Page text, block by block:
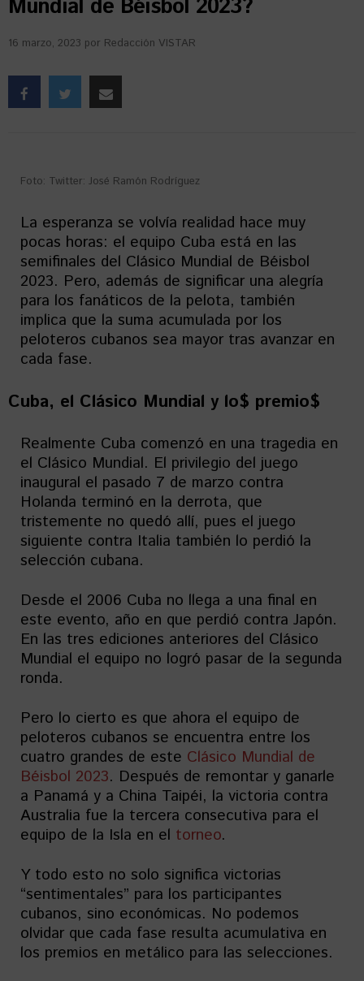
Mundial de Béisbol 2023?
16 marzo, 2023 por Redacción VISTAR
Foto: Twitter: José Ramón Rodríguez
La esperanza se volvía realidad hace muy
pocas horas: el equipo Cuba está en las
semifinales del Clásico Mundial de Béisbol
2023. Pero, además de significar una alegría
para los fanáticos de la pelota, también
implica que la suma acumulada por los
peloteros cubanos sea mayor tras avanzar en
cada fase.
Cuba, el Clásico Mundial y lo$ premio$
Realmente Cuba comenzó en una tragedia en
el Clásico Mundial. El privilegio del juego
inaugural el pasado 7 de marzo contra
Holanda terminó en la derrota, que
tristemente no quedó allí, pues el juego
siguiente contra Italia también lo perdió la
selección cubana.
Desde el 2006 Cuba no llega a una final en
este evento, año en que perdió contra Japón.
En las tres ediciones anteriores del Clásico
Mundial el equipo no logró pasar de la segunda
ronda.
Pero lo cierto es que ahora el equipo de
peloteros cubanos se encuentra entre los
cuatro grandes de este Clásico Mundial de
Béisbol 2023. Después de remontar y ganarle
a Panamá y a China Taipéi, la victoria contra
Australia fue la tercera consecutiva para el
equipo de la Isla en el torneo.
Y todo esto no solo significa victorias
“sentimentales” para los participantes
cubanos, sino económicas. No podemos
olvidar que cada fase resulta acumulativa en
los premios en metálico para las selecciones.